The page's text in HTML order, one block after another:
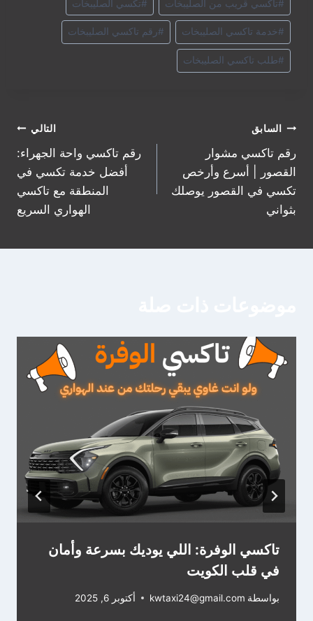
#تاكسي قريب من الصليبخات #تكسي الصليبخات
#خدمة تاكسي الصليبخات #رقم تاكسي الصليبخات
#طلب تاكسي الصليبخات
تصفّح
المقالات
السابق
رقم تاكسي مشوار
القصور | أسرع وأرخص
تكسي في القصور يوصلك
بثواني
التالي
رقم تاكسي واحة الجهراء:
أفضل خدمة تكسي في
المنطقة مع تاكسي
الهواري السريع
تاكسي الوفرة: اللي يوديك بسرعة وأمان
في قلب الكويت
بواسطة kwtaxi24@gmail.com أكتوبر 6, 2025